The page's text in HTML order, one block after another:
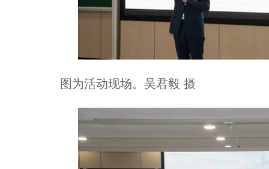
图为活动现场。吴君毅 摄